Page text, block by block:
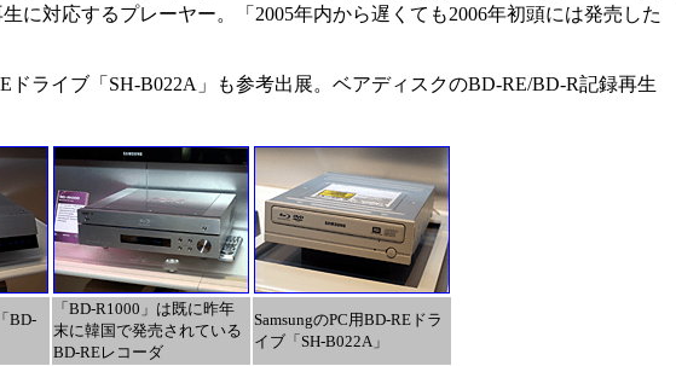
に対応するプレーヤー。「2005年内から遅くても2006年初頭には発売した
ライブ「SH-B022A」も参考出展。ベアディスクのBD-RE/BD-R記録再生
BD-
「BD-R1000」は既に昨年
末に韓国で発売されている
BD-REレコーダ
SamsungのPC用BD-REドラ
イブ「SH-B022A」